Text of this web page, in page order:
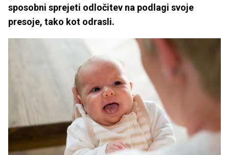
sposobni sprejeti odločitev na podlagi svoje
presoje, tako kot odrasli.